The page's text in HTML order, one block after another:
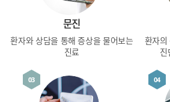
문진
환자와 상담을 통해증상을 물어보는
진료
환자의
진
03 04